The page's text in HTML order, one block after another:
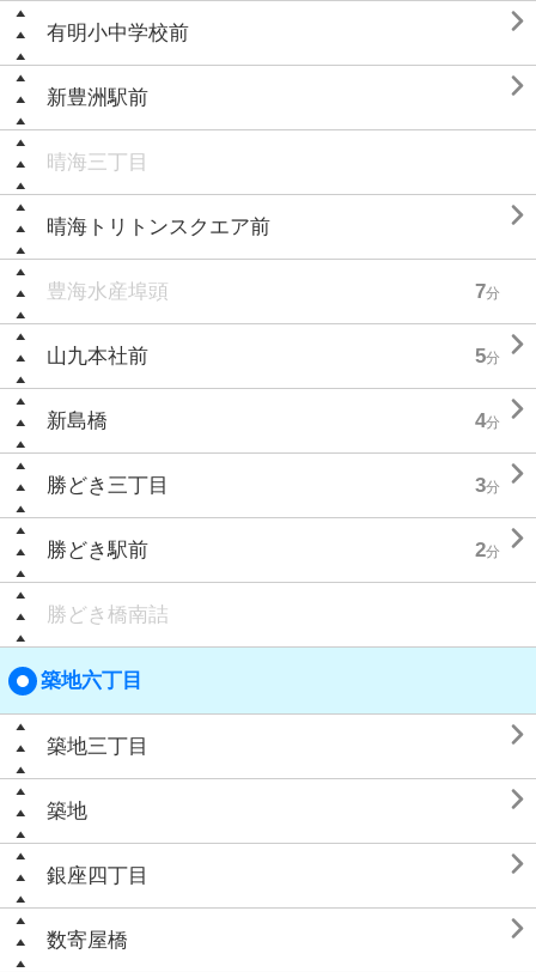
有明小中学校前 
新豊洲駅前 
晴海三丁目
晴海トリトンスクエア前 
豊海水産埠頭 7分
山九本社前 5分 
新島橋 4分 
勝どき三丁目 3分 
勝どき駅前 2分 
勝どき橋南詰
築地六丁目
築地三丁目 
築地 
銀座四丁目 
数寄屋橋 